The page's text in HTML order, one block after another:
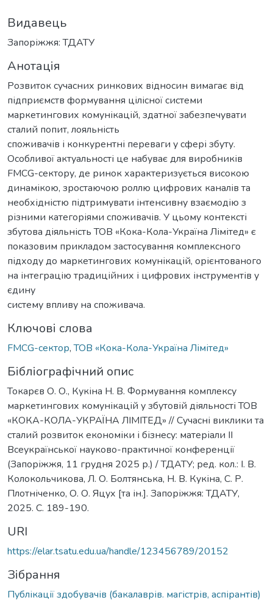
Видавець
Запоріжжя: ТДАТУ
Анотація
Розвиток сучасних ринкових відносин вимагає від
підприємств формування цілісної системи
маркетингових комунікацій, здатної забезпечувати
сталий попит, лояльність
споживачів і конкурентні переваги у сфері збуту.
Особливої актуальності це набуває для виробників
FMCG-сектору, де ринок характеризується високою
динамікою, зростаючою роллю цифрових каналів та
необхідністю підтримувати інтенсивну взаємодію з
різними категоріями споживачів. У цьому контексті
збутова діяльність ТОВ «Кока-Кола-Україна Лімітед» є
показовим прикладом застосування комплексного
підходу до маркетингових комунікацій, орієнтованого
на інтеграцію традиційних і цифрових інструментів у
єдину
систему впливу на споживача.
Ключові слова
FMCG-сектор,ТОВ «Кока-Кола-Україна Лімітед»
Бібліографічний опис
Токарєв О. О., Кукіна Н. В. Формування комплексу
маркетингових комунікацій у збутовій діяльності ТОВ
«КОКА-КОЛА-УКРАЇНА ЛІМІТЕД» // Сучасні виклики та
сталий розвиток економіки і бізнесу: матеріали IІ
Всеукраїнської науково-практичної конференції
(Запоріжжя, 11 грудня 2025 р.) / ТДАТУ; ред. кол.: І. В.
Колокольчикова, Л. О. Болтянська, Н. В. Кукіна, С. Р.
Плотніченко, О. О. Яцух [та ін.]. Запоріжжя: ТДАТУ,
2025. С. 189-190.
URI
https://elar.tsatu.edu.ua/handle/123456789/20152
Зібрання
Публікації здобувачів (бакалаврів. магістрів, аспірантів)